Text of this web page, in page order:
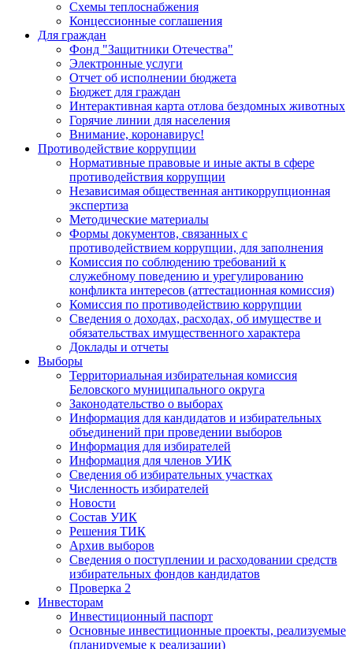
Схемы теплоснабжения
Концессионные соглашения
Для граждан
Фонд "Защитники Отечества"
Электронные услуги
Отчет об исполнении бюджета
Бюджет для граждан
Интерактивная карта отлова бездомных животных
Горячие линии для населения
Внимание, коронавирус!
Противодействие коррупции
Нормативные правовые и иные акты в сфере
противодействия коррупции
Независимая общественная антикоррупционная
экспертиза
Методические материалы
Формы документов, связанных с
противодействием коррупции, для заполнения
Комиссия по соблюдению требований к
служебному поведению и урегулированию
конфликта интересов (аттестационная комиссия)
Комиссия по противодействию коррупции
Сведения о доходах, расходах, об имуществе и
обязательствах имущественного характера
Доклады и отчеты
Выборы
Территориальная избирательная комиссия
Беловского муниципального округа
Законодательство о выборах
Информация для кандидатов и избирательных
объединений при проведении выборов
Информация для избирателей
Информация для членов УИК
Сведения об избирательных участках
Численность избирателей
Новости
Состав УИК
Решения ТИК
Архив выборов
Сведения о поступлении и расходовании средств
избирательных фондов кандидатов
Проверка 2
Инвесторам
Инвестиционный паспорт
Основные инвестиционные проекты, реализуемые
(планируемые к реализации)